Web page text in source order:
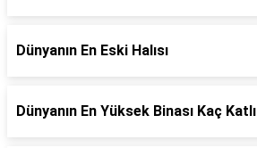
Dünyanın En Eski Halısı
Dünyanın En Yüksek Binası Kaç Katlı